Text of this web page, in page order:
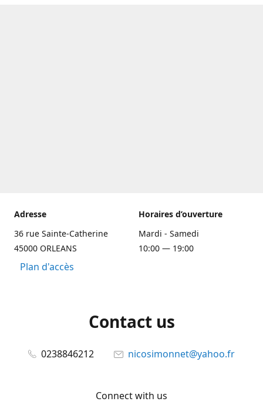
Adresse
36 rue Sainte-Catherine
45000 ORLEANS
Plan d'accès
Horaires d’ouverture
Mardi - Samedi
10:00 — 19:00
Contact us
0238846212 nicosimonnet@yahoo.fr
Connect with us